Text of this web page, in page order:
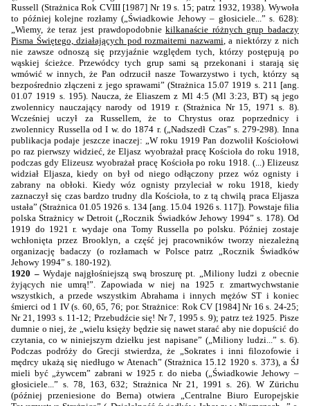
Russell (Strażnica Rok CVIII [1987] Nr 19 s. 15; patrz 1932, 1938). Wywoła
to później kolejne rozłamy („Świadkowie Jehowy – głosiciele...” s. 628):
„Wiemy, że teraz jest prawdopodobniekilkanaście różnych grup badaczy
Pisma Świętego, działających pod rozmaitemi nazwami, a niektórzy z nich
nie zawsze odnoszą się przyjaźnie względem tych, którzy postępują po
wąskiej ścieżce. Przewódcy tych grup sami są przekonani i starają się
wmówić w innych, że Pan odrzucił nasze Towarzystwo i tych, którzy są
bezpośrednio złączeni z jego sprawami” (Strażnica 15.07 1919 s. 211 [ang.
01.07 1919 s. 195). Naucza, że Eliaszem z Ml 4:5 (Ml 3:23, BT) są jego
zwolennicy nauczający narody od 1919 r. (Strażnica Nr 15, 1971 s. 8).
Wcześniej uczył za Russellem, że to Chrystus oraz poprzednicy i
zwolennicy Russella od I w. do 1874 r. („Nadszedł Czas” s. 279-298). Inna
publikacja podaje jeszcze inaczej: „W roku 1919 Pan dozwolił Kościołowi
po raz pierwszy widzieć, że Eljasz wyobrażał pracę Kościoła do roku 1918,
podczas gdy Elizeusz wyobrażał pracę Kościoła po roku 1918. (...) Elizeusz
widział Eljasza, kiedy on był od niego odłączony przez wóz ognisty i
zabrany na obłoki. Kiedy wóz ognisty przyleciał w roku 1918, kiedy
zaznaczył się czas bardzo trudny dla Kościoła, to z tą chwilą praca Eljasza
ustała” (Strażnica 01.05 1926 s. 134 [ang. 15.04 1926 s. 117]). Powstaje filia
polska Strażnicy w Detroit („Rocznik Świadków Jehowy 1994” s. 178). Od
1919 do 1921 r. wydaje ona Tomy Russella po polsku. Później zostaje
wchłonięta przez Brooklyn, a część jej pracowników tworzy niezależną
organizację badaczy (o rozłamach w Polsce patrz „Rocznik Świadków
Jehowy 1994” s. 180-192).
1920 – Wydaje najgłośniejszą swą broszurę pt. „Miliony ludzi z obecnie
żyjących nie umrą!”. Zapowiada w niej na 1925 r. zmartwychwstanie
wszystkich, a przede wszystkim Abrahama i innych mężów ST i koniec
śmierci od 1 IV (s. 60, 65, 76; por. Strażnice: Rok CV [1984] Nr 16 s. 24-25;
Nr 21, 1993 s. 11-12; Przebudźcie się! Nr 7, 1995 s. 9); patrz też 1925. Pisze
dumnie o niej, że „wielu księży będzie się nawet starać aby nie dopuścić do
czytania, co w niniejszym dziełku jest napisane” („Miliony ludzi...” s. 6).
Podczas podróży do Grecji stwierdza, że „Sokrates i inni filozofowie i
mędrcy ukażą się niedługo w Atenach” (Strażnica 15.12 1920 s. 373), a ŚJ
mieli być „żywcem” zabrani w 1925 r. do nieba („Świadkowie Jehowy –
głosiciele...” s. 78, 163, 632; Strażnica Nr 21, 1991 s. 26). W Zürichu
(później przeniesione do Berna) otwiera „Centralne Biuro Europejskie